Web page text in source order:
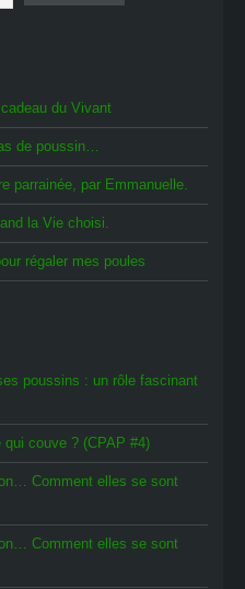
du Vivant
de poussin…
parrainée, par Emmanuelle.
la Vie choisi.
régaler mes poules
poussins : un rôle fascinant
qui couve ? (CPAP #4)
Comment elles se sont
Comment elles se sont